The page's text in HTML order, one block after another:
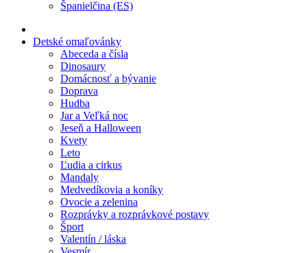
Španielčina (ES)
Detské omaľovánky
Abeceda a čísla
Dinosaury
Domácnosť a bývanie
Doprava
Hudba
Jar a Veľká noc
Jeseň a Halloween
Kvety
Leto
Ľudia a cirkus
Mandaly
Medvedíkovia a koníky
Ovocie a zelenina
Rozprávky a rozprávkové postavy
Šport
Valentín / láska